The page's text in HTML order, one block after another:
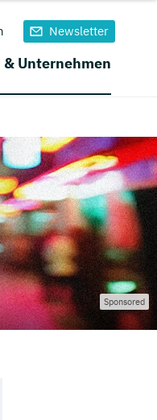
Newsletter
Unternehmen
Sponsored